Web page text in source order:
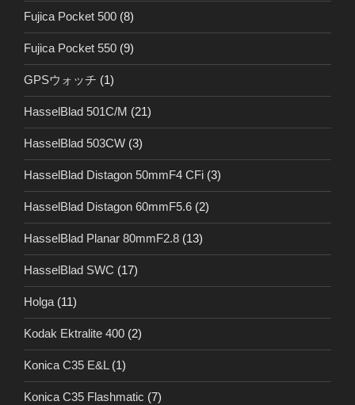
Fujica Pocket 500 (8)
Fujica Pocket 550 (9)
GPSウォッチ (1)
HasselBlad 501C/M (21)
HasselBlad 503CW (3)
HasselBlad Distagon 50mmF4 CFi (3)
HasselBlad Distagon 60mmF5.6 (2)
HasselBlad Planar 80mmF2.8 (13)
HasselBlad SWC (17)
Holga (11)
Kodak Ektralite 400 (2)
Konica C35 E&L (1)
Konica C35 Flashmatic (7)